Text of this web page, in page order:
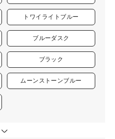
トワイライトブルー
ブルーダスク
ブラック
ムーンストーンブルー